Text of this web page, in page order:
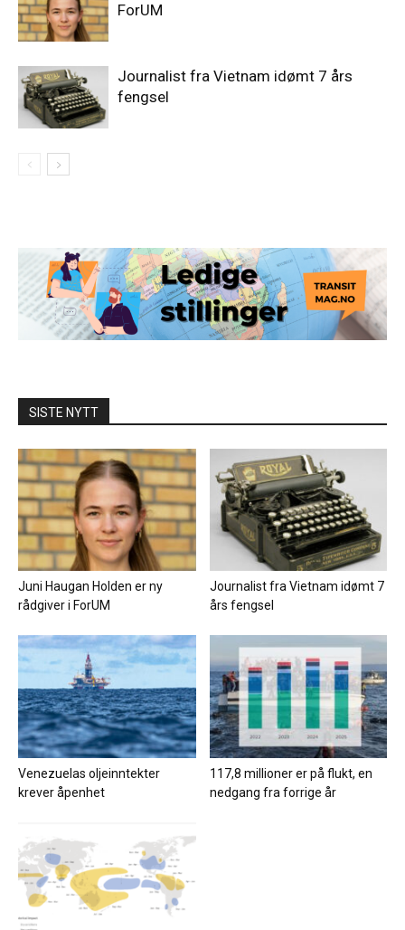
ForUM
Journalist fra Vietnam idømt 7 års
fengsel
SISTE NYTT
Juni Haugan Holden er ny
rådgiver i ForUM
Journalist fra Vietnam idømt 7
års fengsel
Venezuelas oljeinntekter
krever åpenhet
117,8 millioner er på flukt, en
nedgang fra forrige år